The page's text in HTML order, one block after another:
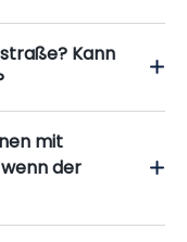
Kann
mit
der